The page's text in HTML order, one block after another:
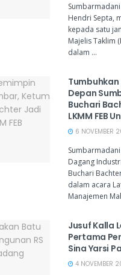
Hendri Septa,
kepada satu
Majelis Taklim
dalam ...
Depan
Buchari
LKMM FEB
6 NOVEMBER
Dagang
Buchari
dalam acara
Manajemen
Jusuf Kalla
Pertama
Sina Yarsi
4 NOVEMBER